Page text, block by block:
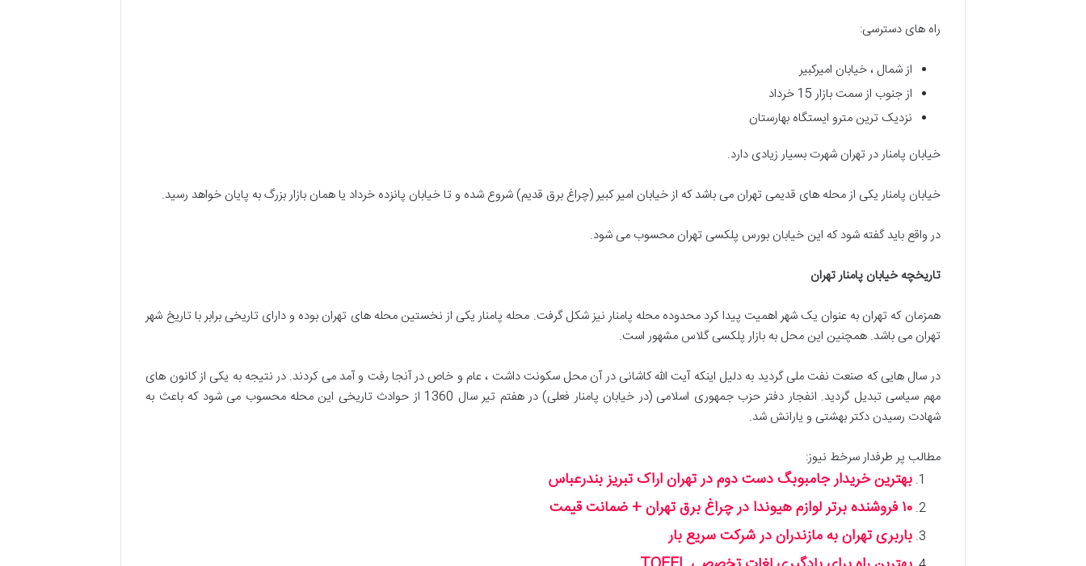
راه های دسترسی:
از شمال ، خیابان امیرکبیر
از جنوب از سمت بازار 15 خرداد
نزدیک ترین مترو ایستگاه بهارستان
خیابان پامنار در تهران شهرت بسیار زیادی دارد.
خیابان پامنار یکی از محله های قدیمی تهران می باشد که از خیابان امیر کبیر (چراغ برق قدیم) شروع شده و تا خیابان پانزده خرداد یا همان بازار بزرگ به پایان خواهد رسید.
در واقع باید گفته شود که این خیابان بورس پلکسی تهران محسوب می شود.
تاریخچه خیابان پامنار تهران
همزمان که تهران به عنوان یک شهر اهمیت پیدا کرد محدوده محله پامنار نیز شکل گرفت. محله پامنار یکی از نخستین محله های تهران بوده و دارای تاریخی برابر با تاریخ شهر
تهران می باشد. همچنین این محل به بازار پلکسی گلاس مشهور است.
در سال هایی که صنعت نفت ملی گردید به دلیل اینکه آیت الله کاشانی در آن محل سکونت داشت ، عام و خاص در آنجا رفت و آمد می کردند. در نتیجه به یکی از کانون های
مهم سیاسی تبدیل گردید. انفجار دفتر حزب جمهوری اسلامی (در خیابان پامنار فعلی) در هفتم تیر سال 1360 از حوادث تاریخی این محله محسوب می شود که باعث به
شهادت رسیدن دکتر بهشتی و یارانش شد.
مطالب پر طرفدار سرخط نیوز:
بهترین خریدار جامبوبگ دست دوم در تهران اراک تبریز بندرعباس
۱۰ فروشنده برتر لوازم هیوندا در چراغ برق تهران + ضمانت قیمت
باربری تهران به مازندران در شرکت سریع بار